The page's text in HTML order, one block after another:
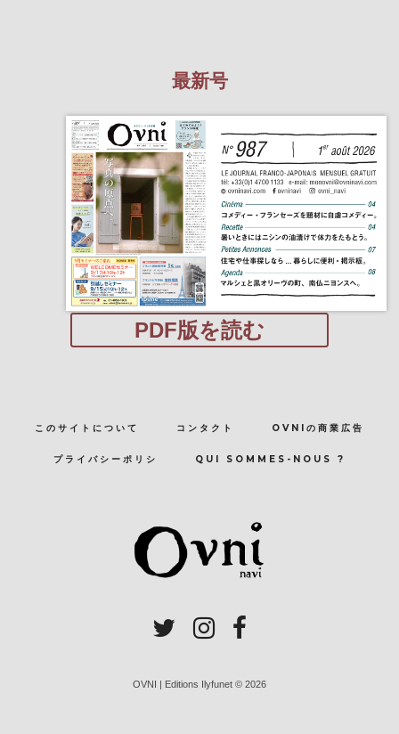
最新号
PDF版を読む
このサイトについて コンタクト OVNIの商業広告
プライバシーポリシ QUI SOMMES-NOUS ?
OVNI | Editions Ilyfunet © 2026